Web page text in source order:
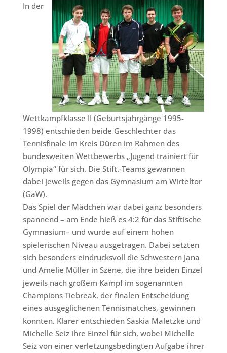
In der
Wettkampfklasse II (Geburtsjahrgänge 1995-
1998) entschieden beide Geschlechter das
Tennisfinale im Kreis Düren im Rahmen des
bundesweiten Wettbewerbs „Jugend trainiert für
Olympia“ für sich. Die Stift.-Teams gewannen
dabei jeweils gegen das Gymnasium am Wirteltor
(GaW).
Das Spiel der Mädchen war dabei ganz besonders
spannend – am Ende hieß es 4:2 für das Stiftische
Gymnasium– und wurde auf einem hohen
spielerischen Niveau ausgetragen. Dabei setzten
sich besonders eindrucksvoll die Schwestern Jana
und Amelie Müller in Szene, die ihre beiden Einzel
jeweils nach großem Kampf im sogenannten
Champions Tiebreak, der finalen Entscheidung
eines ausgeglichenen Tennismatches, gewinnen
konnten. Klarer entschieden Saskia Maletzke und
Michelle Seiz ihre Einzel für sich, wobei Michelle
Seiz von einer verletzungsbedingten Aufgabe ihrer